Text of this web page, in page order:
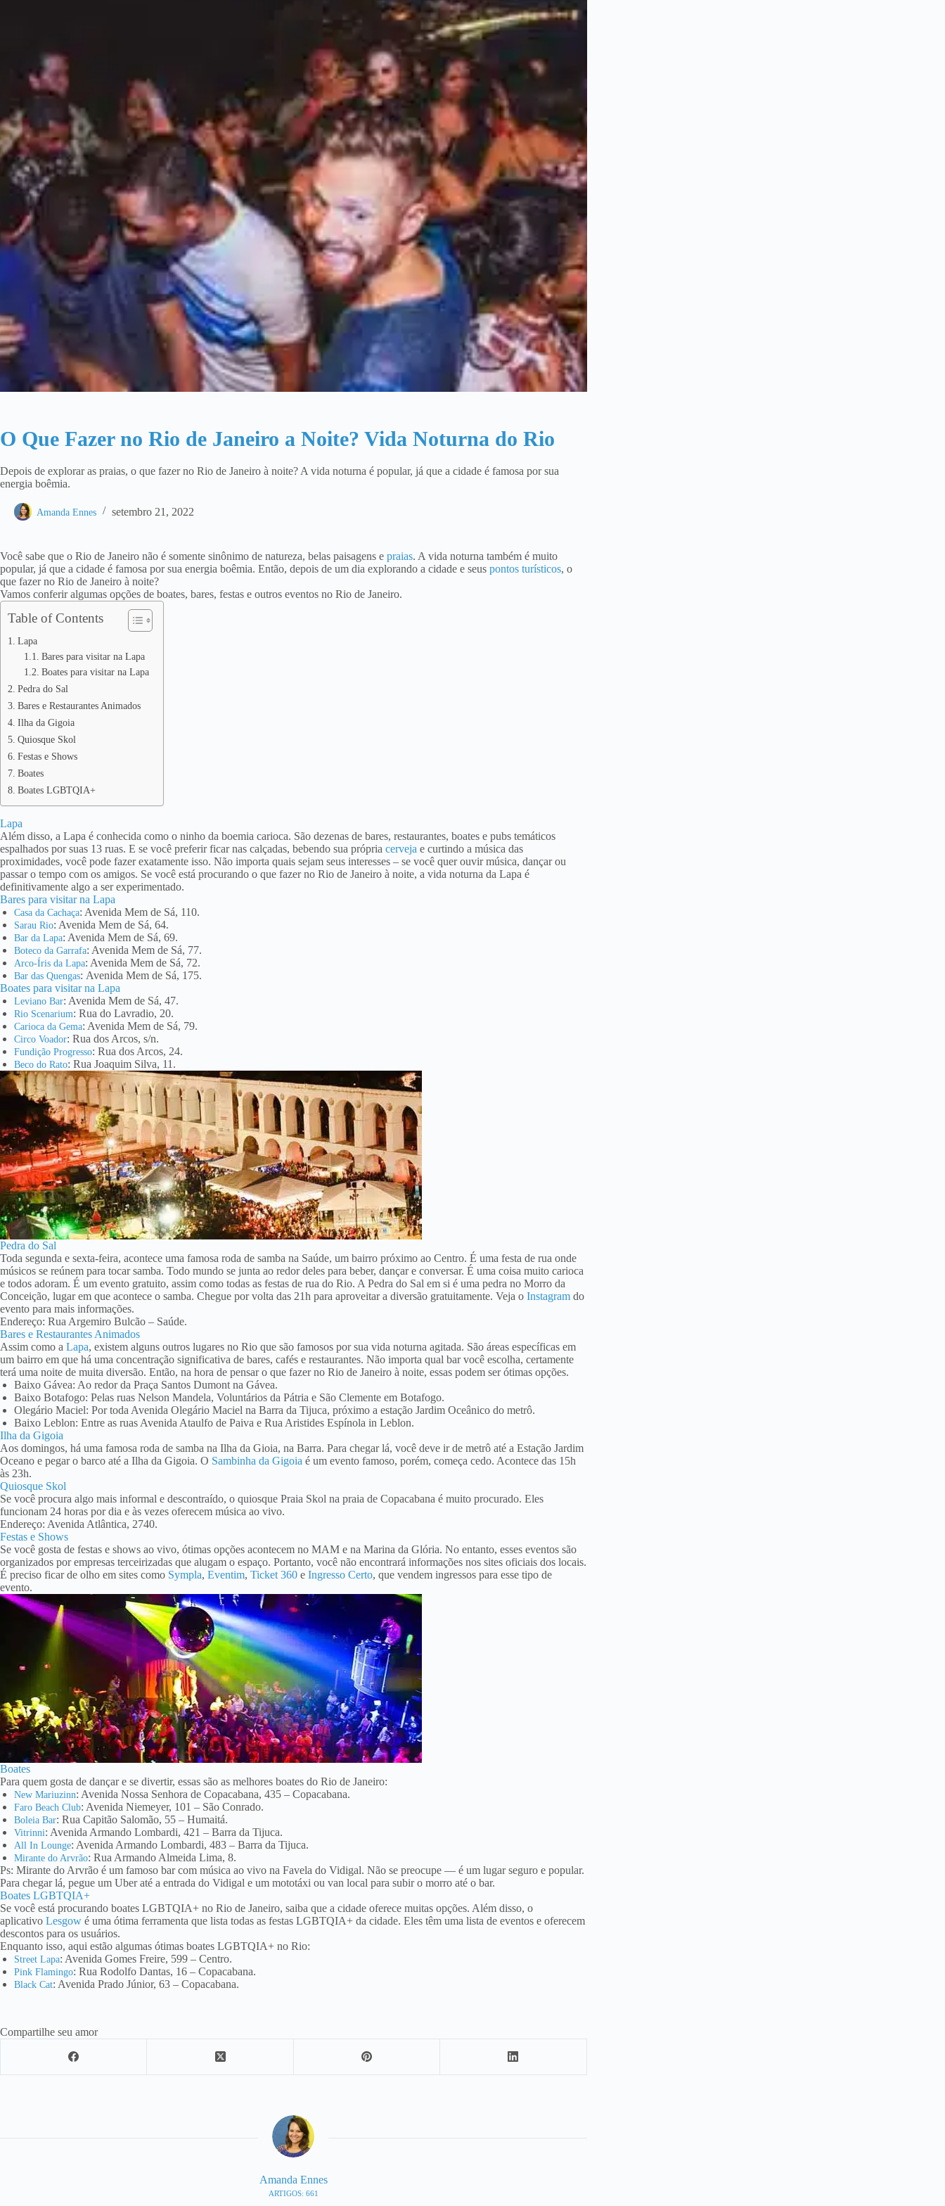
O Que Fazer no Rio de Janeiro a Noite? Vida Noturna do Rio
Depois de explorar as praias, o que fazer no Rio de Janeiro à noite? A vida noturna é popular, já que a cidade é famosa por sua
energia boêmia.
Amanda Ennes setembro 21, 2022
Você sabe que o Rio de Janeiro não é somente sinônimo de natureza, belas paisagens e praias. A vida noturna também é muito
popular, já que a cidade é famosa por sua energia boêmia. Então, depois de um dia explorando a cidade e seus pontos turísticos, o
que fazer no Rio de Janeiro à noite?
Vamos conferir algumas opções de boates, bares, festas e outros eventos no Rio de Janeiro.
Table of Contents
Lapa
Bares para visitar na Lapa
Boates para visitar na Lapa
Pedra do Sal
Bares e Restaurantes Animados
Ilha da Gigoia
Quiosque Skol
Festas e Shows
Boates
Boates LGBTQIA+
Lapa
Além disso, a Lapa é conhecida como o ninho da boemia carioca. São dezenas de bares, restaurantes, boates e pubs temáticos
espalhados por suas 13 ruas. E se você preferir ficar nas calçadas, bebendo sua própria cerveja e curtindo a música das
proximidades, você pode fazer exatamente isso. Não importa quais sejam seus interesses – se você quer ouvir música, dançar ou
passar o tempo com os amigos. Se você está procurando o que fazer no Rio de Janeiro à noite, a vida noturna da Lapa é
definitivamente algo a ser experimentado.
Bares para visitar na Lapa
Casa da Cachaça: Avenida Mem de Sá, 110.
Sarau Rio: Avenida Mem de Sá, 64.
Bar da Lapa: Avenida Mem de Sá, 69.
Boteco da Garrafa: Avenida Mem de Sá, 77.
Arco-Íris da Lapa: Avenida Mem de Sá, 72.
Bar das Quengas: Avenida Mem de Sá, 175.
Boates para visitar na Lapa
Leviano Bar: Avenida Mem de Sá, 47.
Rio Scenarium: Rua do Lavradio, 20.
Carioca da Gema: Avenida Mem de Sá, 79.
Circo Voador: Rua dos Arcos, s/n.
Fundição Progresso: Rua dos Arcos, 24.
Beco do Rato: Rua Joaquim Silva, 11.
Pedra do Sal
Toda segunda e sexta-feira, acontece uma famosa roda de samba na Saúde, um bairro próximo ao Centro. É uma festa de rua onde
músicos se reúnem para tocar samba. Todo mundo se junta ao redor deles para beber, dançar e conversar. É uma coisa muito carioca
e todos adoram. É um evento gratuito, assim como todas as festas de rua do Rio. A Pedra do Sal em si é uma pedra no Morro da
Conceição, lugar em que acontece o samba. Chegue por volta das 21h para aproveitar a diversão gratuitamente. Veja o Instagram do
evento para mais informações.
Endereço: Rua Argemiro Bulcão – Saúde.
Bares e Restaurantes Animados
Assim como a Lapa, existem alguns outros lugares no Rio que são famosos por sua vida noturna agitada. São áreas específicas em
um bairro em que há uma concentração significativa de bares, cafés e restaurantes. Não importa qual bar você escolha, certamente
terá uma noite de muita diversão. Então, na hora de pensar o que fazer no Rio de Janeiro à noite, essas podem ser ótimas opções.
Baixo Gávea: Ao redor da Praça Santos Dumont na Gávea.
Baixo Botafogo: Pelas ruas Nelson Mandela, Voluntários da Pátria e São Clemente em Botafogo.
Olegário Maciel: Por toda Avenida Olegário Maciel na Barra da Tijuca, próximo a estação Jardim Oceânico do metrô.
Baixo Leblon: Entre as ruas Avenida Ataulfo de Paiva e Rua Aristides Espínola in Leblon.
Ilha da Gigoia
Aos domingos, há uma famosa roda de samba na Ilha da Gioia, na Barra. Para chegar lá, você deve ir de metrô até a Estação Jardim
Oceano e pegar o barco até a Ilha da Gigoia. O Sambinha da Gigoia é um evento famoso, porém, começa cedo. Acontece das 15h
às 23h.
Quiosque Skol
Se você procura algo mais informal e descontraído, o quiosque Praia Skol na praia de Copacabana é muito procurado. Eles
funcionam 24 horas por dia e às vezes oferecem música ao vivo.
Endereço: Avenida Atlântica, 2740.
Festas e Shows
Se você gosta de festas e shows ao vivo, ótimas opções acontecem no MAM e na Marina da Glória. No entanto, esses eventos são
organizados por empresas terceirizadas que alugam o espaço. Portanto, você não encontrará informações nos sites oficiais dos locais.
É preciso ficar de olho em sites como Sympla, Eventim, Ticket 360 e Ingresso Certo, que vendem ingressos para esse tipo de
evento.
Boates
Para quem gosta de dançar e se divertir, essas são as melhores boates do Rio de Janeiro:
New Mariuzinn: Avenida Nossa Senhora de Copacabana, 435 – Copacabana.
Faro Beach Club: Avenida Niemeyer, 101 – São Conrado.
Boleia Bar: Rua Capitão Salomão, 55 – Humaitá.
Vitrinni: Avenida Armando Lombardi, 421 – Barra da Tijuca.
All In Lounge: Avenida Armando Lombardi, 483 – Barra da Tijuca.
Mirante do Arvrão: Rua Armando Almeida Lima, 8.
Ps: Mirante do Arvrão é um famoso bar com música ao vivo na Favela do Vidigal. Não se preocupe — é um lugar seguro e popular.
Para chegar lá, pegue um Uber até a entrada do Vidigal e um mototáxi ou van local para subir o morro até o bar.
Boates LGBTQIA+
Se você está procurando boates LGBTQIA+ no Rio de Janeiro, saiba que a cidade oferece muitas opções. Além disso, o
aplicativo Lesgow é uma ótima ferramenta que lista todas as festas LGBTQIA+ da cidade. Eles têm uma lista de eventos e oferecem
descontos para os usuários.
Enquanto isso, aqui estão algumas ótimas boates LGBTQIA+ no Rio:
Street Lapa: Avenida Gomes Freire, 599 – Centro.
Pink Flamingo: Rua Rodolfo Dantas, 16 – Copacabana.
Black Cat: Avenida Prado Júnior, 63 – Copacabana.
Compartilhe seu amor
Amanda Ennes
ARTIGOS: 661